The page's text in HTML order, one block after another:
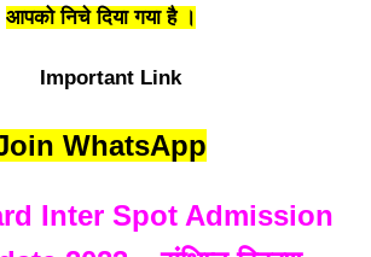
आपको निचे दिया गया है ।
WhatsApp
Inter Spot Admission